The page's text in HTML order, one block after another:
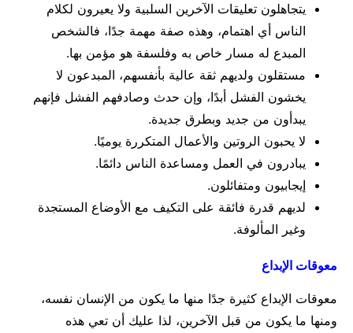
يتجاهلون تعليقات الآخرين السلبية ولا يعيرون لكلام
الناس أي اهتمام، وهذه صفة مهمة جدًا، فالشخص
المبدع له مسار خاص به وفلسفة هو مؤمن بها.
مستقلون ولديهم ثقة عالية بأنفسهم، المبدعون لا
يخشون الفشل أبدًا، وإن حدث وصادفهم الفشل فإنهم
يبدأون من جديد وبطرق جديدة.
لا يحبون الروتين والأعمال المتكررة يوميًا.
يبادرون في العمل ومساعدة الناس دائمًا.
إيجابيون ومتفائلون.
لديهم قدرة فائقة على التكيف مع الأوضاع المستجدة
وغير المألوفة.
معوقات الإبداع
معوقات الإبداع كثيرة جدًا منها ما يكون من الإنسان نفسه،
ومنها ما يكون من قبل الآخرين، لذا عليك أن تعي هذه